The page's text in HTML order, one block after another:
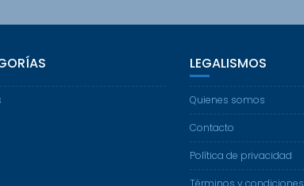
LEGALISMOS
Quienes somos
Contacto
Política de privacidad
Términos y condiciones